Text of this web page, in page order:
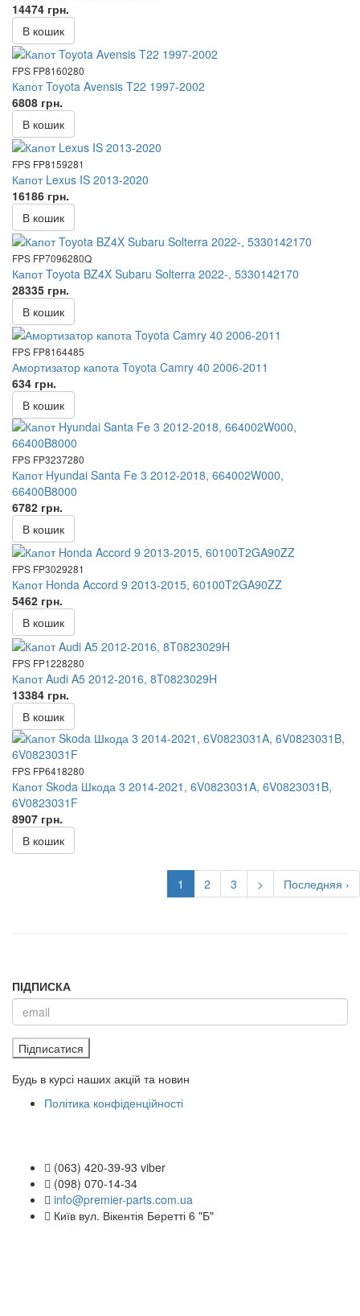
14474 грн.
В кошик
FPS FP8160280
Капот Toyota Avensis T22 1997-2002
6808 грн.
В кошик
FPS FP8159281
Капот Lexus IS 2013-2020
16186 грн.
В кошик
FPS FP7096280Q
Капот Toyota BZ4X Subaru Solterra 2022-, 5330142170
28335 грн.
В кошик
FPS FP8164485
Амортизатор капота Toyota Camry 40 2006-2011
634 грн.
В кошик
FPS FP3237280
Капот Hyundai Santa Fe 3 2012-2018, 664002W000,
66400B8000
6782 грн.
В кошик
FPS FP3029281
Капот Honda Accord 9 2013-2015, 60100T2GA90ZZ
5462 грн.
В кошик
FPS FP1228280
Капот Audi A5 2012-2016, 8T0823029H
13384 грн.
В кошик
FPS FP6418280
Капот Skoda Шкода 3 2014-2021, 6V0823031A, 6V0823031B,
6V0823031F
8907 грн.
В кошик
1 2 3 > Последняя ›
ПІДПИСКА
Підписатися
Будь в курсі наших акцій та новин
Політика конфіденційності
(063) 420-39-93 viber
(098) 070-14-34
info@premier-parts.com.ua
Київ вул. Вікентія Беретті 6 "Б"